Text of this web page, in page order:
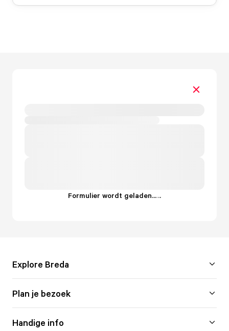
Formulier wordt geladen......
Explore Breda
Plan je bezoek
Handige info